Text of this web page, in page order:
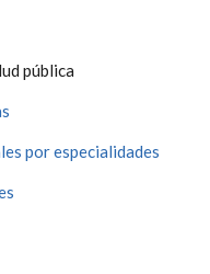
pública
por especialidades